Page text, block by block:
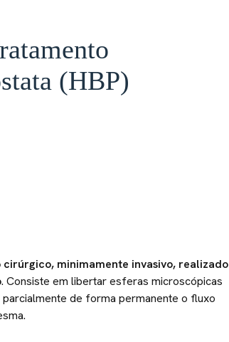
(HBP)
minimamente invasivo, realizado
. Consiste em libertar esferas microscópicas
de forma permanente o fluxo